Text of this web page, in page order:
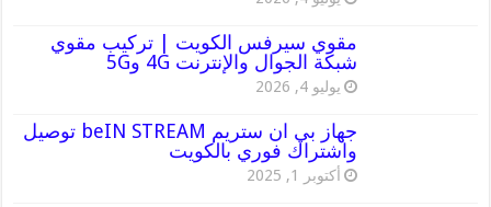
مقوي سيرفس الكويت | تركيب مقوي
شبكة الجوال والإنترنت 4G و5G
يوليو 4, 2026
جهاز بي ان ستريم beIN STREAM توصيل
واشتراك فوري بالكويت
أكتوبر 1, 2025